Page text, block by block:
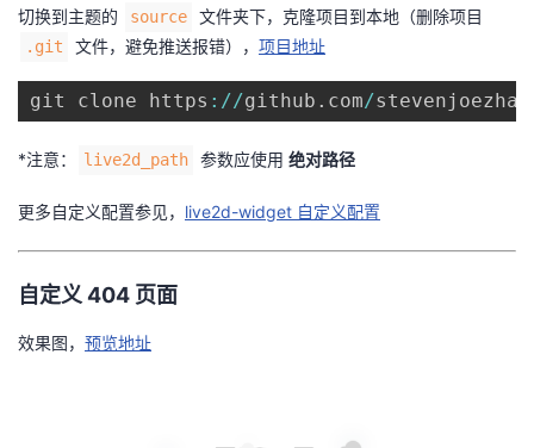
切换到主题的 source 文件夹下，克隆项目到本地（删除项目
.git 文件，避免推送报错）， 项目地址
git clone https : //github . com/
*注意： live2d_path 参数应使用 绝对路径
更多自定义配置参见， live2d-widget 自定义配置
自定义 404 页面
效果图， 预览地址